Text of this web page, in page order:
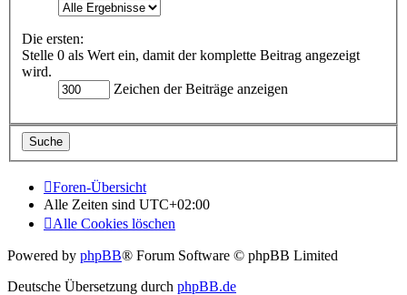
Die ersten:
Stelle 0 als Wert ein, damit der komplette Beitrag angezeigt
wird.
Zeichen der Beiträge anzeigen
Foren-Übersicht
Alle Zeiten sind UTC+02:00
Alle Cookies löschen
Powered by phpBB® Forum Software © phpBB Limited
Deutsche Übersetzung durch phpBB.de